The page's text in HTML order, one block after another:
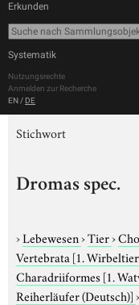
Erkunden
Systematik
Nutzungsrechte
Anmelden zur Recherche
EN / DE
Stichwort
Dromas spec.
›Lebewesen›Tier›
Vertebrata [1.
Charadriiformes [1.
Reiherläufer (Deutsch)]›